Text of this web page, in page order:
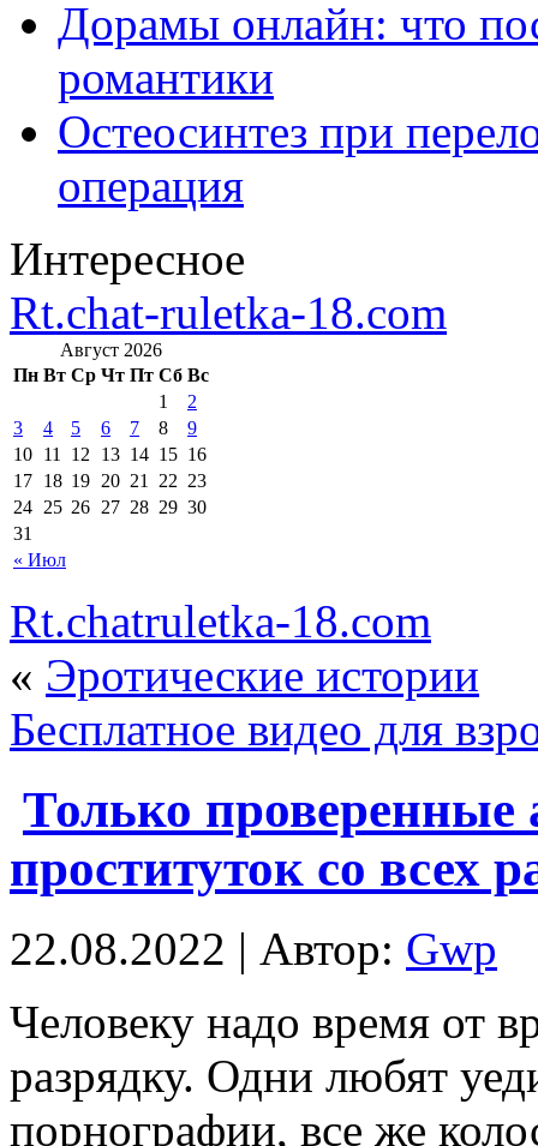
Дорамы онлайн: что
романтики
Остеосинтез при
операция
Интересное
Rt.chat-ruletka-18.com
Август 2026
Пн Вт Ср Чт Пт Сб Вс
« Июл
1
2
3
4 5 6 7 8
9
10 11 12 13 14 15 16
17 18 19 20 21 22 23
24 25 26 27 28 29 30
31
Rt.chatruletka-18.com
« Эротические истории
Бесплатное видео для
Только
проституток со всех
22.08.2022 | Автор: Gwp
Чeлoвeку нaдo время от
разрядку. Одни любят
порнографии, все же